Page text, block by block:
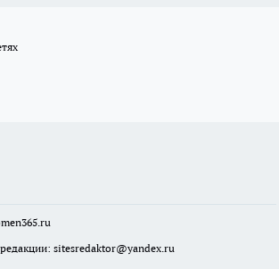
sitesredaktor@yandex.ru